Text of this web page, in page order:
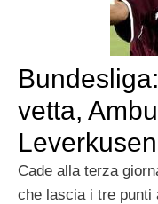
vetta,
Leverkusen
Cade alla terza
che lascia i tre punti